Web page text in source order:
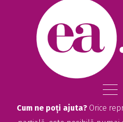
Cum ne poți ajuta? Orice